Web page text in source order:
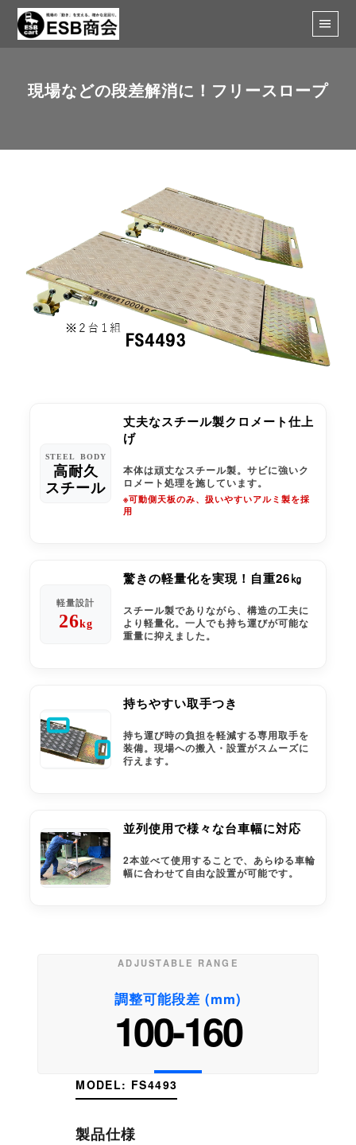
現場などの段差解消に！フリースロープ
STEEL BODY
高耐久
スチール
丈夫なスチール製クロメート仕上
げ
本体は頑丈なスチール製。サビに強いク
ロメート処理を施しています。
※可動側天板のみ、扱いやすいアルミ製を採
用
軽量設計
26kg
驚きの軽量化を実現！自重26㎏
スチール製でありながら、構造の工夫に
より軽量化。一人でも持ち運びが可能な
重量に抑えました。
持ちやすい取手つき
持ち運び時の負担を軽減する専用取手を
装備。現場への搬入・設置がスムーズに
行えます。
並列使用で様々な台車幅に対応
2本並べて使用することで、あらゆる車輪
幅に合わせて自由な設置が可能です。
ADJUSTABLE RANGE
調整可能段差 (mm)
100-160
MODEL: FS4493
製品仕様